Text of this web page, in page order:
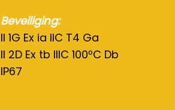
Beveiliging:
II 1G Ex ia IIC T4 Ga
II 2D Ex tb IIIC 100ºC Db
IP67